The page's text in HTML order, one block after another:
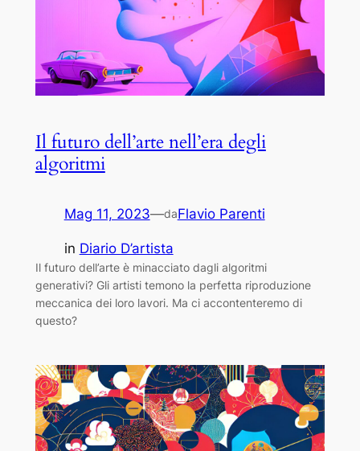
Il futuro dell’arte nell’era degli
algoritmi
Mag 11, 2023—daFlavio Parenti
in Diario D’artista
Il futuro dell’arte è minacciato dagli algoritmi
generativi? Gli artisti temono la perfetta riproduzione
meccanica dei loro lavori. Ma ci accontenteremo di
questo?